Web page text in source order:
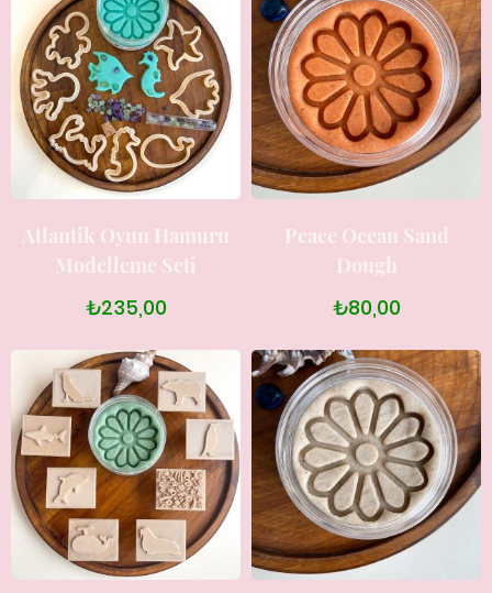
Atlantik Oyun Hamuru
Modelleme Seti
₺235,00
Peace Ocean Sand
Dough
₺80,00